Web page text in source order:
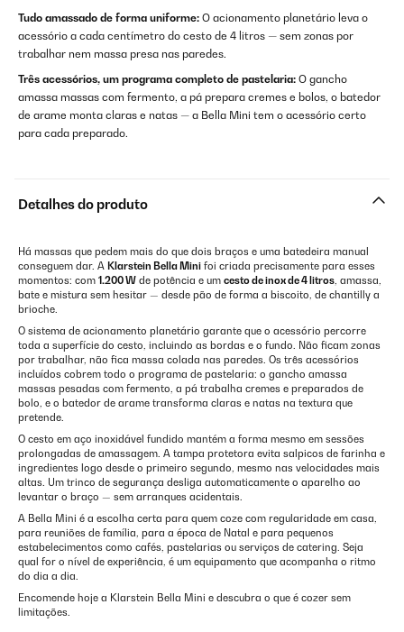
Tudo amassado de forma uniforme: O acionamento planetário leva o
acessório a cada centímetro do cesto de 4 litros — sem zonas por
trabalhar nem massa presa nas paredes.
Três acessórios, um programa completo de pastelaria: O gancho
amassa massas com fermento, a pá prepara cremes e bolos, o batedor
de arame monta claras e natas — a Bella Mini tem o acessório certo
para cada preparado.
Detalhes do produto
Há massas que pedem mais do que dois braços e uma batedeira manual
conseguem dar. A Klarstein Bella Mini foi criada precisamente para esses
momentos: com 1.200 W de potência e um cesto de inox de 4 litros, amassa,
bate e mistura sem hesitar — desde pão de forma a biscoito, de chantilly a
brioche.
O sistema de acionamento planetário garante que o acessório percorre
toda a superfície do cesto, incluindo as bordas e o fundo. Não ficam zonas
por trabalhar, não fica massa colada nas paredes. Os três acessórios
incluídos cobrem todo o programa de pastelaria: o gancho amassa
massas pesadas com fermento, a pá trabalha cremes e preparados de
bolo, e o batedor de arame transforma claras e natas na textura que
pretende.
O cesto em aço inoxidável fundido mantém a forma mesmo em sessões
prolongadas de amassagem. A tampa protetora evita salpicos de farinha e
ingredientes logo desde o primeiro segundo, mesmo nas velocidades mais
altas. Um trinco de segurança desliga automaticamente o aparelho ao
levantar o braço — sem arranques acidentais.
A Bella Mini é a escolha certa para quem coze com regularidade em casa,
para reuniões de família, para a época de Natal e para pequenos
estabelecimentos como cafés, pastelarias ou serviços de catering. Seja
qual for o nível de experiência, é um equipamento que acompanha o ritmo
do dia a dia.
Encomende hoje a Klarstein Bella Mini e descubra o que é cozer sem
limitações.